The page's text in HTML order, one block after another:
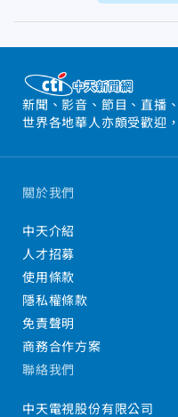
新聞、影音、節目、直播
世界各地華人亦頗受歡迎
關於我們
中天介紹
人才招募
使用條款
隱私權條款
免責聲明
商務合作方案
聯絡我們
中天電視股份有限公司